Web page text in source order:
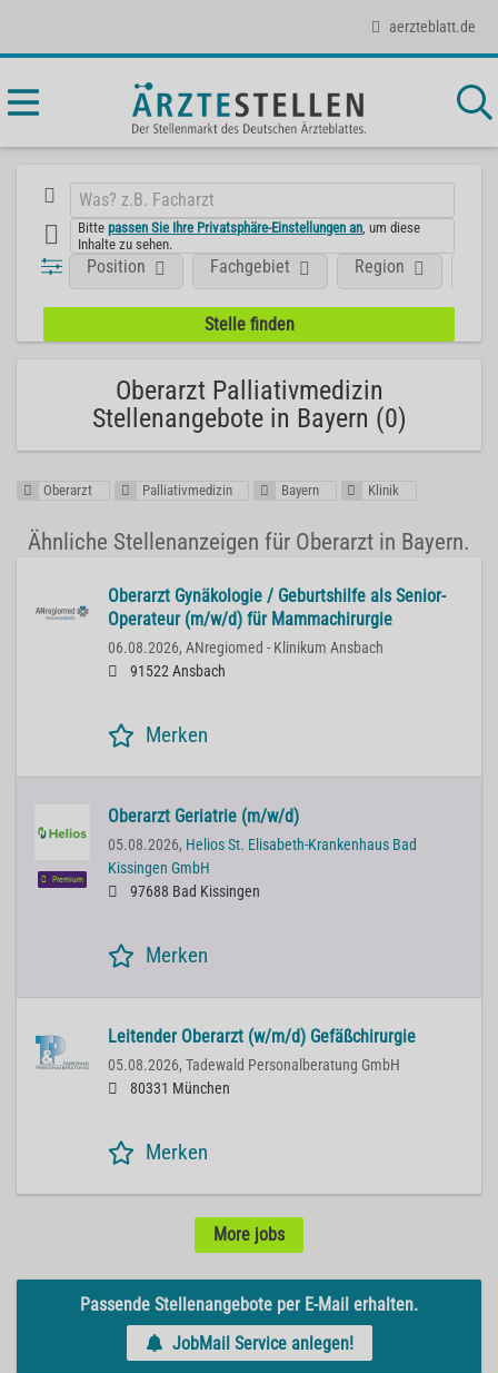
aerzteblatt.de
Bittepassen Sie Ihre Privatsphäre-Einstellungen an , um diese
Inhalte zu sehen.
Position Fachgebiet Region
Oberarzt Palliativmedizin
Stellenangebote in Bayern (0)
Oberarzt Palliativmedizin Bayern Klinik
Ähnliche Stellenanzeigen für Oberarzt in Bayern.
Oberarzt Gynäkologie / Geburtshilfe als Senior-
Operateur (m/w/d) für Mammachirurgie
06.08.2026, ANregiomed - Klinikum Ansbach
91522 Ansbach
Merken
Premium
Oberarzt Geriatrie (m/w/d)
05.08.2026, Helios St. Elisabeth-Krankenhaus Bad
Kissingen GmbH
97688 Bad Kissingen
Merken
Leitender Oberarzt (w/m/d) Gefäßchirurgie
05.08.2026, Tadewald Personalberatung GmbH
80331 München
Merken
More jobs
Passende Stellenangebote per E-Mail erhalten.
JobMail Service anlegen!